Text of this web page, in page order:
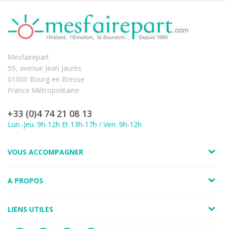
Mesfairepart
59, avenue Jean Jaurès
01000 Bourg en Bresse
France Métropolitaine
+33 (0)4 74 21 08 13
Lun.-Jeu. 9h-12h Et 13h-17h / Ven. 9h-12h
VOUS ACCOMPAGNER
A PROPOS
LIENS UTILES